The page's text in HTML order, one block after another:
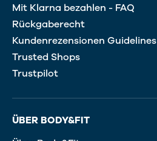
Mit Klarna bezahlen - FAQ
Rückgaberecht
Kundenrezensionen Guidelines
Trusted Shops
Trustpilot
ÜBER BODY&FIT